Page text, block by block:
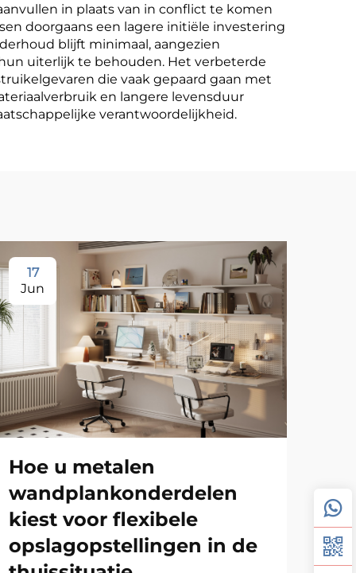
in plaats van in conflict te komen
doorgaans een lagere initiële investering
blijft minimaal, aangezien
uiterlijk te behouden. Het verbeterde
die vaak gepaard gaan met
en langere levensduur
verantwoordelijkheid.
17
Jun
Hoe u metalen
wandplankonderdelen
kiest voor flexibele
opslagopstellingen in de